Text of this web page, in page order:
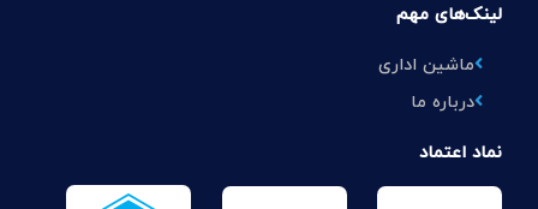
لینک‌های مهم
ماشین اداری
درباره ما
نماد اعتماد